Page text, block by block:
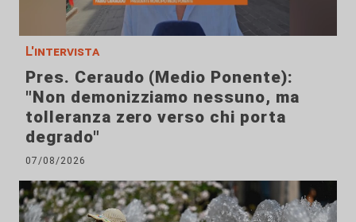
L'intervista
Pres. Ceraudo (Medio Ponente):
"Non demonizziamo nessuno, ma
tolleranza zero verso chi porta
degrado"
07/08/2026